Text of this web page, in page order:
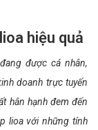
hiệu quả
được cá nhân,
doanh trực tuyến
hân hạnh đem đến
lioa với những tính